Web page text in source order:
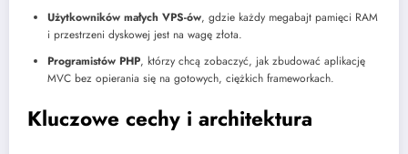
Użytkowników małych VPS-ów, gdzie każdy megabajt pamięci RAM
i przestrzeni dyskowej jest na wagę złota.
Programistów PHP, którzy chcą zobaczyć, jak zbudować aplikację
MVC bez opierania się na gotowych, ciężkich frameworkach.
Kluczowe cechy i architektura